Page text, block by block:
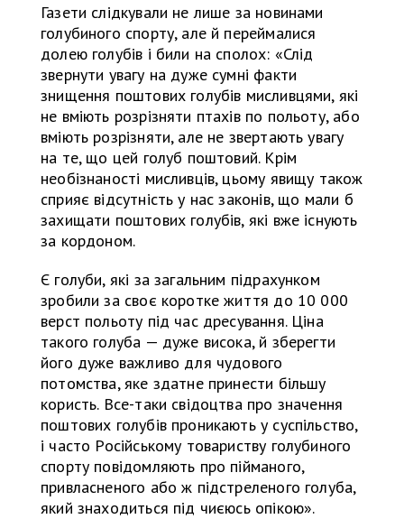
Газети слідкували не лише за новинами
голубиного спорту, але й переймалися
долею голубів і били на сполох: «Слід
звернути увагу на дуже сумні факти
знищення поштових голубів мисливцями, які
не вміють розрізняти птахів по польоту, або
вміють розрізняти, але не звертають увагу
на те, що цей голуб поштовий. Крім
необізнаності мисливців, цьому явищу також
сприяє відсутність у нас законів, що мали б
захищати поштових голубів, які вже існують
за кордоном.
Є голуби, які за загальним підрахунком
зробили за своє коротке життя до 10 000
верст польоту під час дресування. Ціна
такого голуба — дуже висока, й зберегти
його дуже важливо для чудового
потомства, яке здатне принести більшу
користь. Все-таки свідоцтва про значення
поштових голубів проникають у суспільство,
і часто Російському товариству голубиного
спорту повідомляють про пійманого,
привласненого або ж підстреленого голуба,
який знаходиться під чиєюсь опікою».